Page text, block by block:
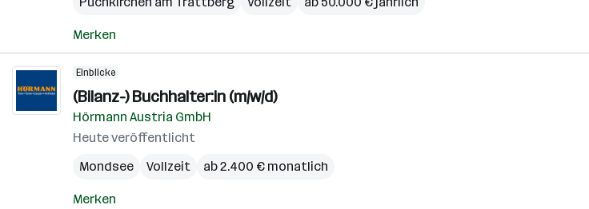
Merken
Einblicke
(Bilanz-) Buchhalter:in (m/w/d)
Hörmann Austria GmbH
Heute veröffentlicht
Mondsee
Vollzeit ab 2.400 € monatlich
Merken